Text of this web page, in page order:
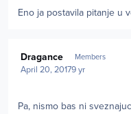
Eno ja postavila pitanje u
Dragance Members
April 20, 20179 yr
Pa, nismo bas ni